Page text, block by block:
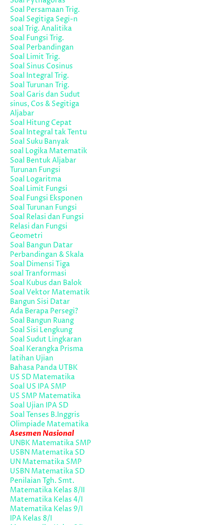
Soal Persamaan Trig.
Soal Segitiga Segi-n
soal Trig. Analitika
Soal Fungsi Trig.
Soal Perbandingan
Soal Limit Trig.
Soal Sinus Cosinus
Soal Integral Trig.
Soal Turunan Trig.
Soal Garis dan Sudut
sinus, Cos & Segitiga
Aljabar
Soal Hitung Cepat
Soal Integral tak Tentu
Soal Suku Banyak
soal Logika Matematik
Soal Bentuk Aljabar
Turunan Fungsi
Soal Logaritma
Soal Limit Fungsi
Soal Fungsi Eksponen
Soal Turunan Fungsi
Soal Relasi dan Fungsi
Relasi dan Fungsi
Geometri
Soal Bangun Datar
Perbandingan & Skala
Soal Dimensi Tiga
soal Tranformasi
Soal Kubus dan Balok
Soal Vektor Matematik
Bangun Sisi Datar
Ada Berapa Persegi?
Soal Bangun Ruang
Soal Sisi Lengkung
Soal Sudut Lingkaran
Soal Kerangka Prisma
latihan Ujian
Bahasa Panda UTBK
US SD Matematika
Soal US IPA SMP
US SMP Matematika
Soal Ujian IPA SD
Soal Tenses B.Inggris
Olimpiade Matematika
Asesmen Nasional
UNBK Matematika SMP
USBN Matematika SD
UN Matematika SMP
USBN Matematika SD
Penilaian Tgh. Smt.
Matematika Kelas 8/II
Matematika Kelas 4/I
Matematika Kelas 9/I
IPA Kelas 8/I